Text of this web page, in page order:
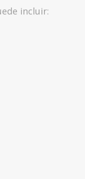
incluir: